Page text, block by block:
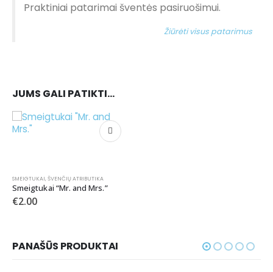
Praktiniai patarimai šventės pasiruošimui.
Žiūrėti visus patarimus
JUMS GALI PATIKTI…
SMEIGTUKAI, ŠVENČIŲ ATRIBUTIKA
Smeigtukai “Mr. and Mrs.”
€2.00
PANAŠŪS PRODUKTAI